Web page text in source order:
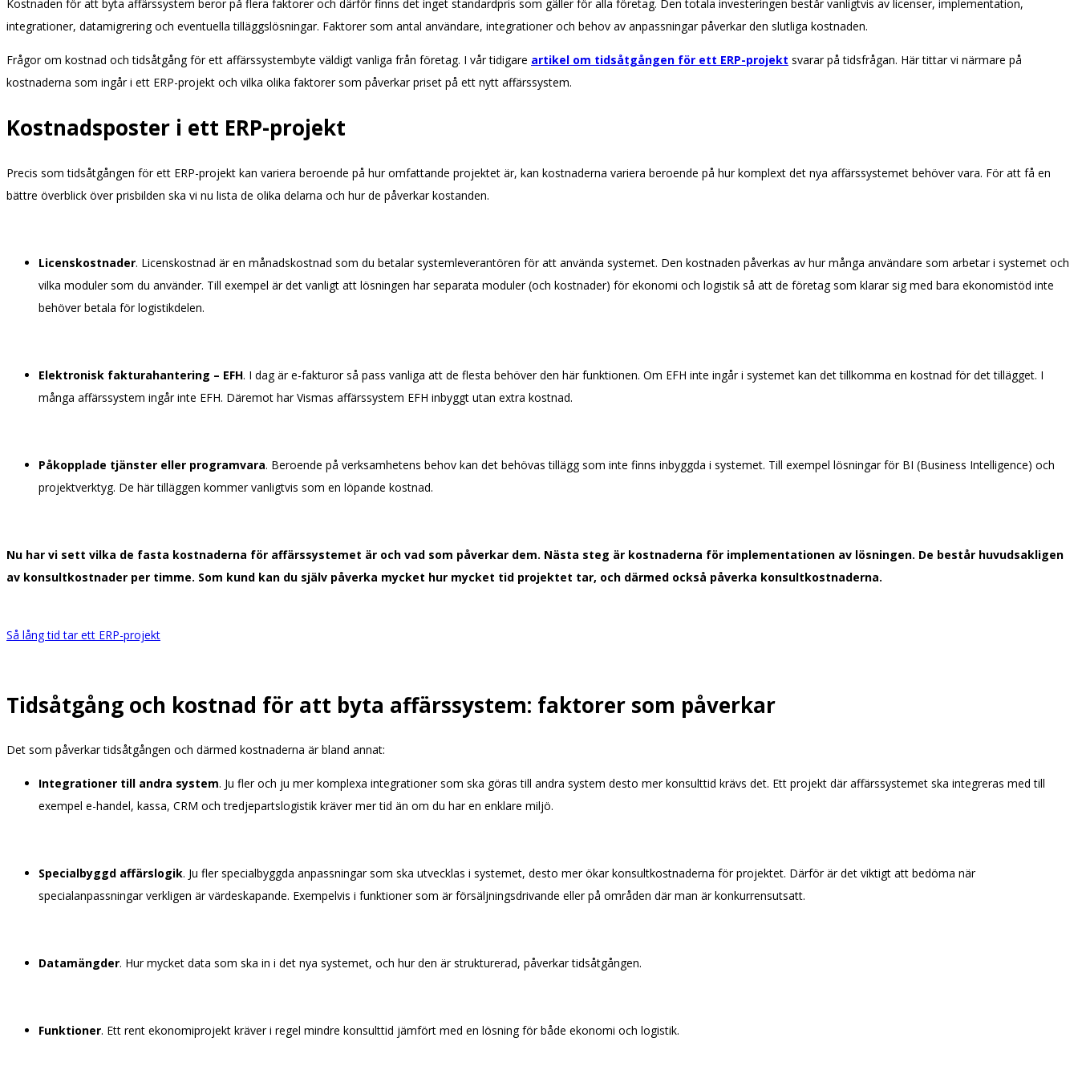
Kostnaden för att byta affärssystem beror på flera faktorer och därför finns det inget standardpris som gäller för alla företag. Den totala investeringen består vanligtvis av licenser, implementation,
integrationer, datamigrering och eventuella tilläggslösningar. Faktorer som antal användare, integrationer och behov av anpassningar påverkar den slutliga kostnaden.
Frågor om kostnad och tidsåtgång för ett affärssystembyte väldigt vanliga från företag. I vår tidigare artikel om tidsåtgången för ett ERP-projekt svarar på tidsfrågan. Här tittar vi närmare på
kostnaderna som ingår i ett ERP-projekt och vilka olika faktorer som påverkar priset på ett nytt affärssystem.
Kostnadsposter i ett ERP-projekt
Precis som tidsåtgången för ett ERP-projekt kan variera beroende på hur omfattande projektet är, kan kostnaderna variera beroende på hur komplext det nya affärssystemet behöver vara. För att få en
bättre överblick över prisbilden ska vi nu lista de olika delarna och hur de påverkar kostanden.
Licenskostnader. Licenskostnad är en månadskostnad som du betalar systemleverantören för att använda systemet. Den kostnaden påverkas av hur många användare som arbetar i systemet och
vilka moduler som du använder. Till exempel är det vanligt att lösningen har separata moduler (och kostnader) för ekonomi och logistik så att de företag som klarar sig med bara ekonomistöd inte
behöver betala för logistikdelen.
Elektronisk fakturahantering – EFH. I dag är e-fakturor så pass vanliga att de flesta behöver den här funktionen. Om EFH inte ingår i systemet kan det tillkomma en kostnad för det tillägget. I
många affärssystem ingår inte EFH. Däremot har Vismas affärssystem EFH inbyggt utan extra kostnad.
Påkopplade tjänster eller programvara. Beroende på verksamhetens behov kan det behövas tillägg som inte finns inbyggda i systemet. Till exempel lösningar för BI (Business Intelligence) och
projektverktyg. De här tilläggen kommer vanligtvis som en löpande kostnad.
Nu har vi sett vilka de fasta kostnaderna för affärssystemet är och vad som påverkar dem. Nästa steg är kostnaderna för implementationen av lösningen. De består huvudsakligen
av konsultkostnader per timme. Som kund kan du själv påverka mycket hur mycket tid projektet tar, och därmed också påverka konsultkostnaderna.
Så lång tid tar ett ERP-projekt
Tidsåtgång och kostnad för att byta affärssystem: faktorer som påverkar
Det som påverkar tidsåtgången och därmed kostnaderna är bland annat:
Integrationer till andra system. Ju fler och ju mer komplexa integrationer som ska göras till andra system desto mer konsulttid krävs det. Ett projekt där affärssystemet ska integreras med till
exempel e-handel, kassa, CRM och tredjepartslogistik kräver mer tid än om du har en enklare miljö.
Specialbyggd affärslogik. Ju fler specialbyggda anpassningar som ska utvecklas i systemet, desto mer ökar konsultkostnaderna för projektet. Därför är det viktigt att bedöma när
specialanpassningar verkligen är värdeskapande. Exempelvis i funktioner som är försäljningsdrivande eller på områden där man är konkurrensutsatt.
Datamängder. Hur mycket data som ska in i det nya systemet, och hur den är strukturerad, påverkar tidsåtgången.
Funktioner. Ett rent ekonomiprojekt kräver i regel mindre konsulttid jämfört med en lösning för både ekonomi och logistik.